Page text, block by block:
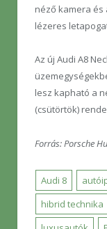
néző kamera
lézeres
Az új Audi A8
lesz kapható a
(csütörtök)
Forrás: Porsche
Audi 8
hibrid technika